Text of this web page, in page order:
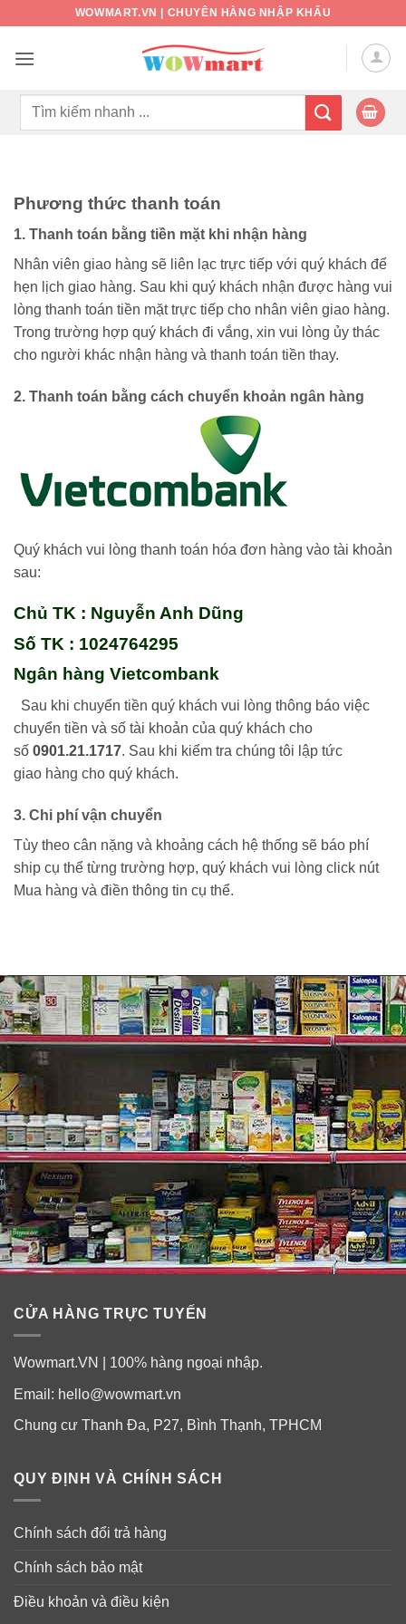
nội
WOWMART.VN | CHUYÊN HÀNG NHẬP KHẨU
Tìm
Phương thức thanh toán
1. Thanh toán bằng tiền mặt khi nhận hàng
Nhân viên giao hàng sẽ liên lạc trực tiếp với quý khách để
hẹn lịch giao hàng. Sau khi quý khách nhận được hàng vui
lòng thanh toán tiền mặt trực tiếp cho nhân viên giao hàng.
Trong trường hợp quý khách đi vắng, xin vui lòng ủy thác
cho người khác nhận hàng và thanh toán tiền thay.
2. Thanh toán bằng cách chuyển khoản ngân hàng
Quý khách vui lòng thanh toán hóa đơn hàng vào tài khoản
sau:
Chủ TK : Nguyễn Anh Dũng
Số TK : 1024764295
Ngân hàng Vietcombank
Sau khi chuyển tiền quý khách vui lòng thông báo việc
chuyển tiền và số tài khoản của quý khách cho
số 0901.21.1717. Sau khi kiểm tra chúng tôi lập tức
giao hàng cho quý khách.
3. Chi phí vận chuyển
Tùy theo cân nặng và khoảng cách hệ thống sẽ báo phí
ship cụ thể từng trường hợp, quý khách vui lòng click nút
Mua hàng và điền thông tin cụ thể.
CỬA HÀNG TRỰC TUYẾN
Wowmart.VN | 100% hàng ngoại nhập.
Email: hello@wowmart.vn
Chung cư Thanh Đa, P27, Bình Thạnh, TPHCM
QUY ĐỊNH VÀ CHÍNH SÁCH
Chính sách đổi trả hàng
Chính sách bảo mật
Điều khoản và điều kiện